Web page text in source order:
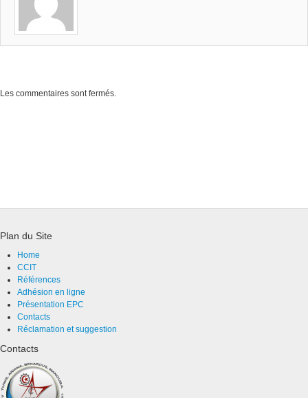
Les commentaires sont fermés.
Plan du Site
Home
CCIT
Références
Adhésion en ligne
Présentation EPC
Contacts
Réclamation et suggestion
Contacts